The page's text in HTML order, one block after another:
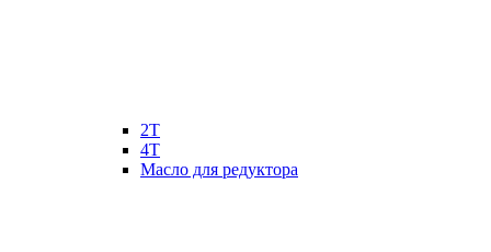
2Т
4Т
Масло для редуктора